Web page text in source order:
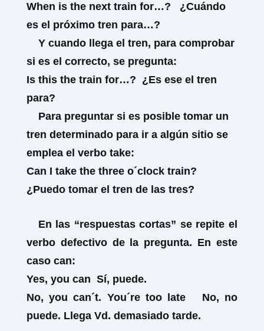
When is the next train for…?
¿Cuándo
es el próximo tren para…?
Y cuando llega el tren, para comprobar
si es el correcto, se pregunta:
Is this the train for…? ¿Es ese el tren
para?
Para preguntar si es posible tomar un
tren determinado para ir a algún sitio se
emplea el verbo take:
Can I take the three o´clock train?
¿Puedo tomar el tren de las tres?
En las “respuestas cortas” se repite el
verbo defectivo de la pregunta. En este
caso can:
Yes, you can Sí, puede.
No, you can´t. You´re too late
No, no
puede. Llega Vd. demasiado tarde.